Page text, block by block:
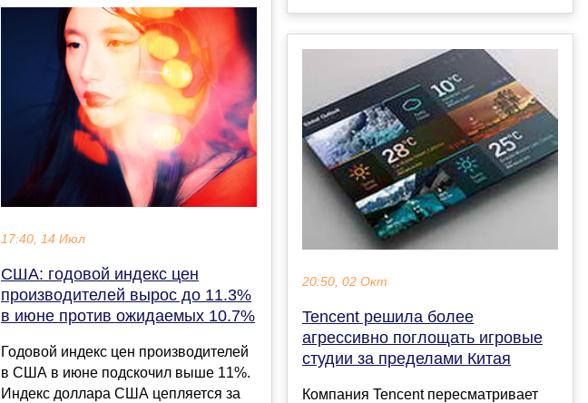
17:40, 14 Июл
США: годовой индекс цен
производителей вырос до 11.3%
в июне против ожидаемых 10.7%
Годовой индекс цен производителей
в США в июне подскочил выше 11%.
Индекс доллара США цепляется за
20:50, 02 Окт
Tencent решила более
агрессивно поглощать игровые
студии за пределами Китая
Компания Tencent пересматривает